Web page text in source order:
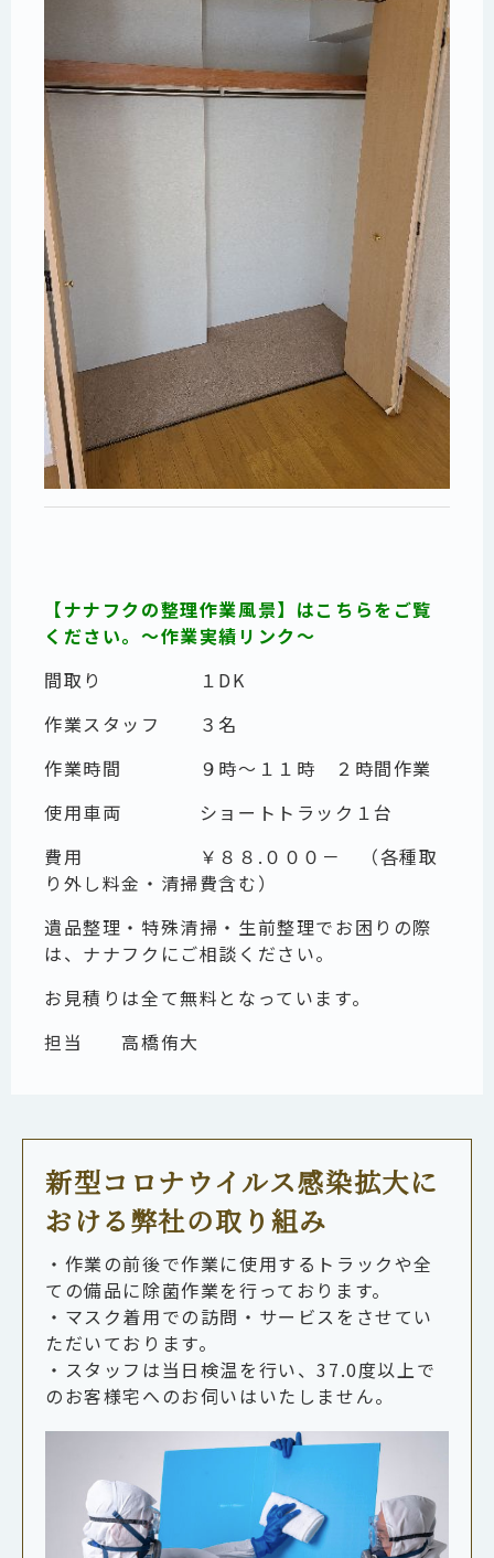
【ナナフクの整理作業風景】はこちらをご覧
ください。～作業実績リンク～
間取り １DK
作業スタッフ ３名
作業時間 ９時～１１時 ２時間作業
使用車両 ショートトラック１台
費用 ￥８８.０００－ （各種取
り外し料金・清掃費含む）
遺品整理・特殊清掃・生前整理でお困りの際
は、ナナフクにご相談ください。
お見積りは全て無料となっています。
担当
高橋侑大
新型コロナウイルス感染拡大に
おける弊社の取り組み
・作業の前後で作業に使用するトラックや全
ての備品に除菌作業を行っております。
・マスク着用での訪問・サービスをさせてい
ただいております。
・スタッフは当日検温を行い、37.0度以上で
のお客様宅へのお伺いはいたしません。